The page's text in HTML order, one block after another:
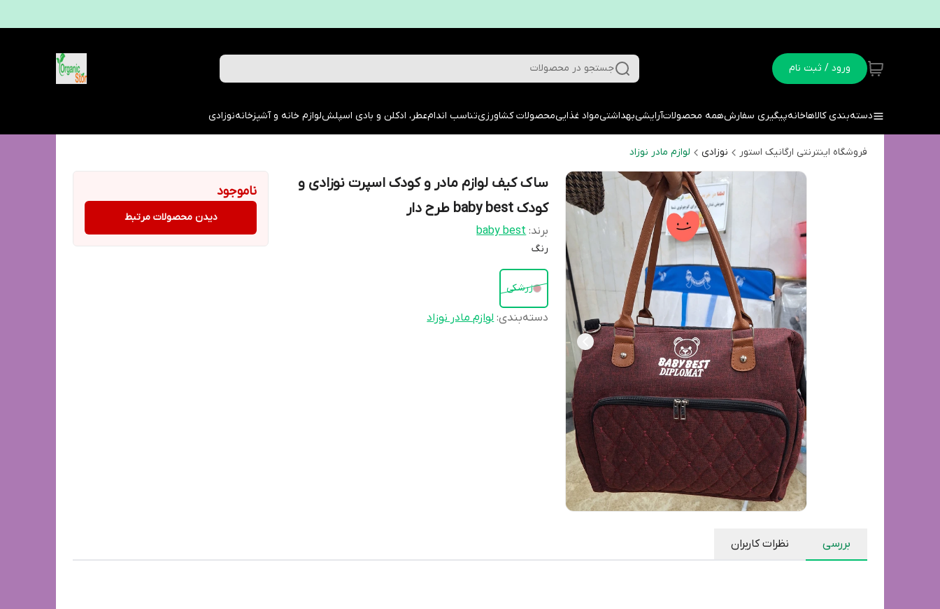
ورود / ثبت نام جستجو در محصولات
دسته‌بندی کالاهاخانهپیگیری سفارشهمه محصولاتآرایشیبهداشتیمواد غذاییمحصولات کشاورزیتناسب اندامعطر، ادکلن و بادی اسپلشلوازم خانه و آشپزخانهنوزادی
فروشگاه اینترنتی ارگانیک استور نوزادی لوازم مادر نوزاد
ساک کیف لوازم مادر و کودک اسپرت نوزادی و
کودک baby best طرح دار
برند: baby best
رنگ
زرشکی
دسته‌بندی:لوازم مادر نوزاد
ناموجود
دیدن محصولات مرتبط
بررسی نظرات کاربران